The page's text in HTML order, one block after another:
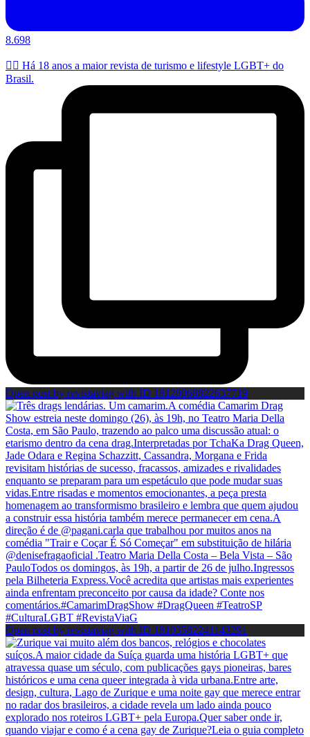
8.698
🏳️‍🌈 Há 18 anos a maior revista de turismo e lifestyle LGBT+ do
Brasil.
Open post by revistaviag with ID 18128068822637719
Open post by revistaviag with ID 18103582241143291